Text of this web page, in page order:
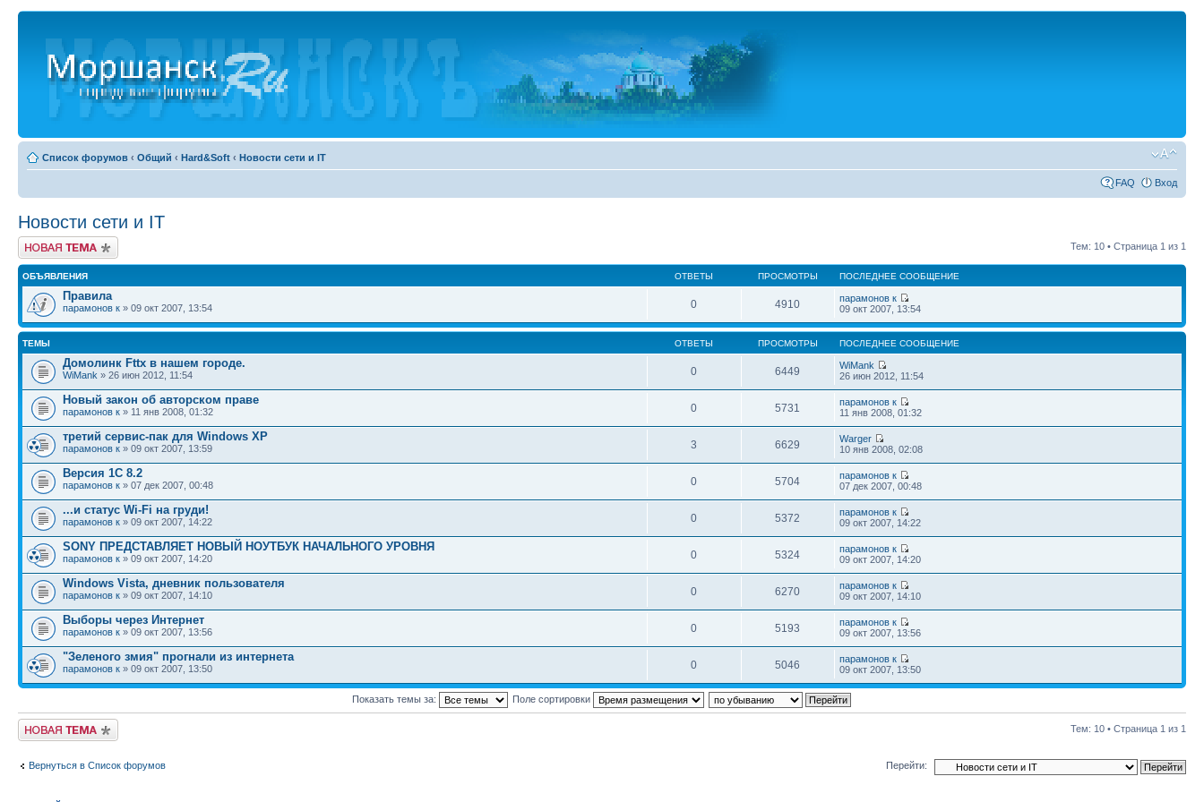
Список форумов ‹ Общий ‹ Hard&Soft ‹ Новости сети и IT
FAQ Вход
Новости сети и IT
Новая тема Тем: 10 • Страница 1 из 1
ОБЪЯВЛЕНИЯ ОТВЕТЫ ПРОСМОТРЫ ПОСЛЕДНЕЕ СООБЩЕНИЕ
Правила
парамонов к » 09 окт 2007, 13:54 0 4910
парамонов к
09 окт 2007, 13:54
ТЕМЫ ОТВЕТЫ ПРОСМОТРЫ ПОСЛЕДНЕЕ СООБЩЕНИЕ
Домолинк Fttx в нашем городе.
WiMank » 26 июн 2012, 11:54 0 6449
WiMank
26 июн 2012, 11:54
Новый закон об авторском праве
парамонов к » 11 янв 2008, 01:32 0 5731
парамонов к
11 янв 2008, 01:32
третий сервис-пак для Windows ХР
парамонов к » 09 окт 2007, 13:59 3 6629
Warger
10 янв 2008, 02:08
Версия 1С 8.2
парамонов к » 07 дек 2007, 00:48 0 5704
парамонов к
07 дек 2007, 00:48
...и статус Wi-Fi на груди!
парамонов к » 09 окт 2007, 14:22 0 5372
парамонов к
09 окт 2007, 14:22
SONY ПРЕДСТАВЛЯЕТ НОВЫЙ НОУТБУК НАЧАЛЬНОГО УРОВНЯ
парамонов к » 09 окт 2007, 14:20 0 5324
парамонов к
09 окт 2007, 14:20
Windows Vista, дневник пользователя
парамонов к » 09 окт 2007, 14:10 0 6270
парамонов к
09 окт 2007, 14:10
Выборы через Интернет
парамонов к » 09 окт 2007, 13:56 0 5193
парамонов к
09 окт 2007, 13:56
"Зеленого змия" прогнали из интернета
парамонов к » 09 окт 2007, 13:50 0 5046
парамонов к
09 окт 2007, 13:50
Показать темы за: Поле сортировки
Новая тема Тем: 10 • Страница 1 из 1
Вернуться в Список форумов Перейти: